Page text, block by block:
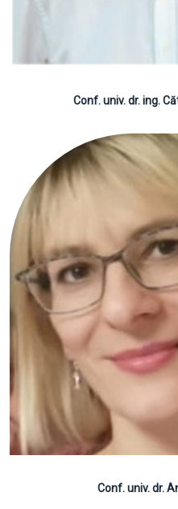
Conf. univ. dr. ing.
Conf. univ. dr.